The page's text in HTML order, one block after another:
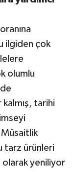
ilgiden çok
olumlu
tarihi
Müsaitlik
tarz ürünleri
olarak yeniliyor